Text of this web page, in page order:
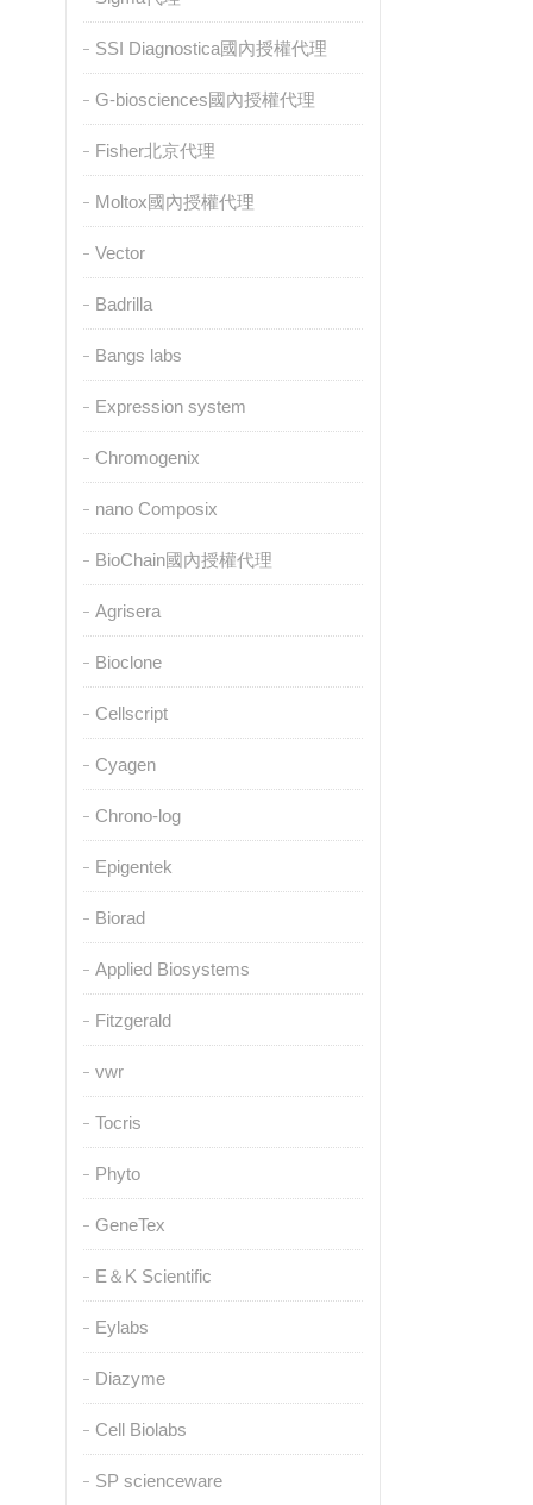
SSI Diagnostica國內授權代理
G-biosciences國內授權代理
Fisher北京代理
Moltox國內授權代理
Vector
Badrilla
Bangs labs
Expression system
Chromogenix
nano Composix
BioChain國內授權代理
Agrisera
Bioclone
Cellscript
Cyagen
Chrono-log
Epigentek
Biorad
Applied Biosystems
Fitzgerald
vwr
Tocris
Phyto
GeneTex
E＆K Scientific
Eylabs
Diazyme
Cell Biolabs
SP scienceware